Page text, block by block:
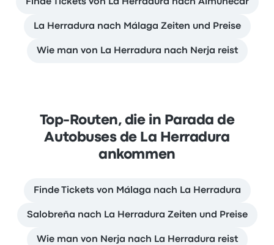
Finde Tickets von La Herradura nach Almuñécar
La Herradura nach Málaga Zeiten und Preise
Wie man von La Herradura nach Nerja reist
Top-Routen, die in Parada de
Autobuses de La Herradura
ankommen
Finde Tickets von Málaga nach La Herradura
Salobreña nach La Herradura Zeiten und Preise
Wie man von Nerja nach La Herradura reist